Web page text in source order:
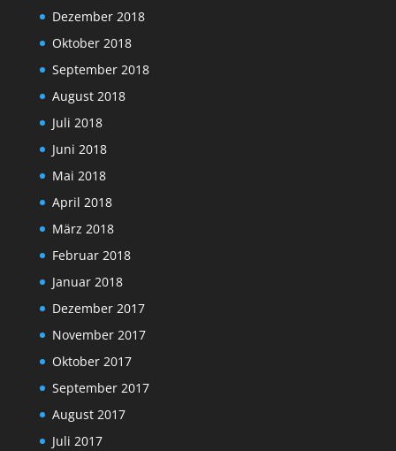
Dezember 2018
Oktober 2018
September 2018
August 2018
Juli 2018
Juni 2018
Mai 2018
April 2018
März 2018
Februar 2018
Januar 2018
Dezember 2017
November 2017
Oktober 2017
September 2017
August 2017
Juli 2017